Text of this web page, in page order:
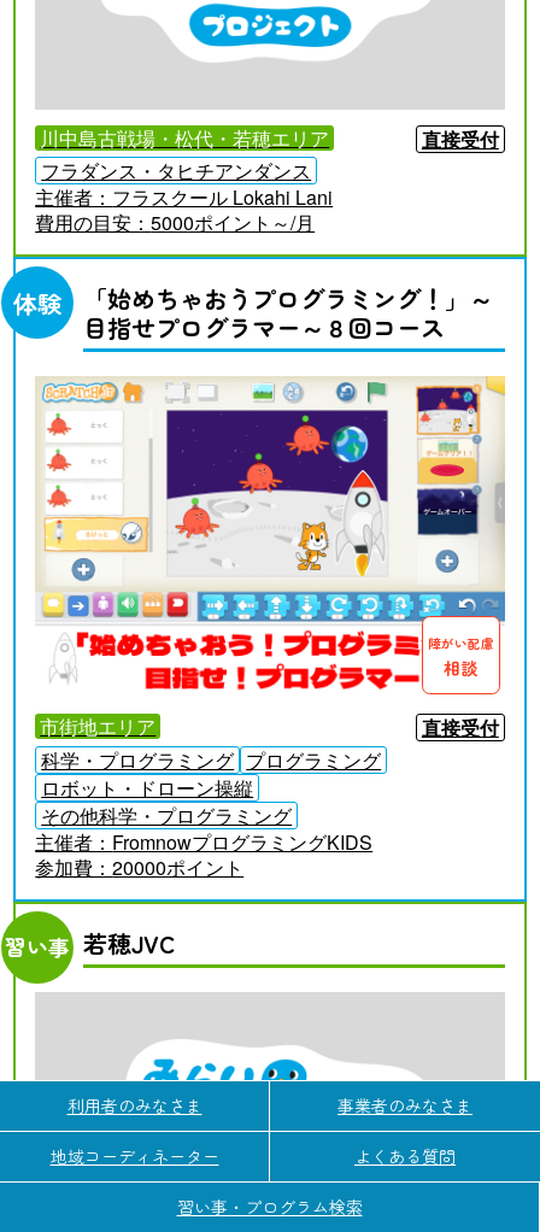
川中島古戦場・松代・若穂エリア
直接受付
フラダンス・タヒチアンダンス
主催者： フラスクール Lokahi Lani
費用の目安：5000ポイント～/月
体験
「始めちゃおうプログラミング！」～
目指せプログラマー～８回コース
障がい配慮
相談
市街地エリア
直接受付
科学・プログラミング プログラミング
ロボット・ドローン操縦
その他科学・プログラミング
主催者： FromnowプログラミングKIDS
参加費：20000ポイント
習い事 若穂JVC
利用者のみなさま 事業者のみなさま
地域コーディネーター よくある質問
習い事・プログラム検索